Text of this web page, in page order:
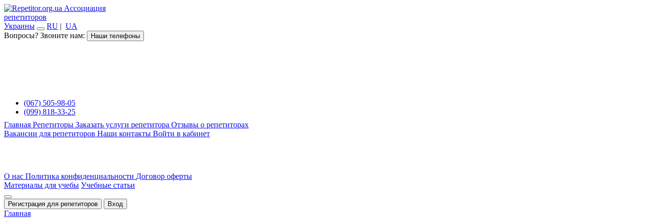
Ассоциация
репетиторов
Украины
RU | UA
Вопросы? Звоните нам:
Наши телефоны
(067) 505-98-05
(099) 818-33-25
Главная Репетиторы Заказать услуги репетитора Отзывы о репетиторах
Вакансии для репетиторов Наши контакты Войти в кабинет
О нас Политика конфиденциальности Договор оферты
Материалы для учебы Учебные статьи
Регистрация для репетиторов Вход
Главная